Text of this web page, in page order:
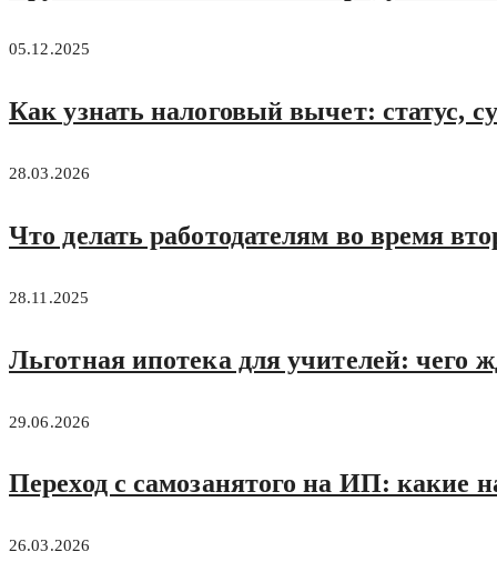
05.12.2025
Как узнать налоговый вычет: статус,
28.03.2026
Что делать работодателям во время
28.11.2025
Льготная ипотека для учителей: чего
29.06.2026
Переход с самозанятого на ИП:
26.03.2026